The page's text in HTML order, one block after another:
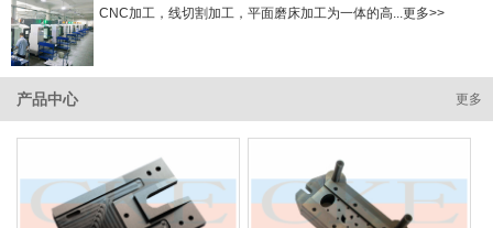
CNC加工，线切割加工，平面磨床加工为一体的高...更多>>
更多
产品中心